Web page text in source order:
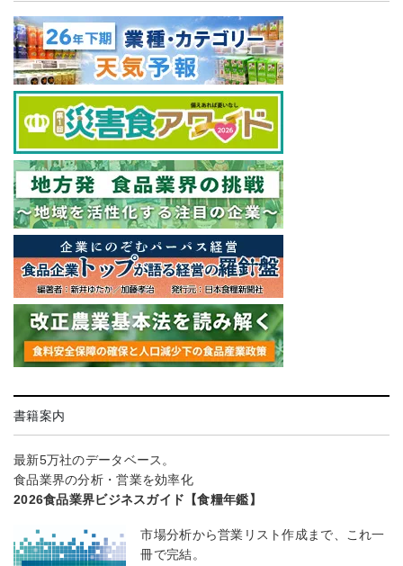
書籍案内
最新5万社のデータベース。
食品業界の分析・営業を効率化
2026食品業界ビジネスガイド【食糧年鑑】
市場分析から営業リスト作成まで、これ一
冊で完結。